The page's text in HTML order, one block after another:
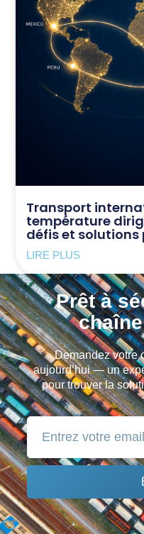
Transport
température
défis et solutions
LIRE PLUS
Prêt à
Demandez votre
aujourd’hui — un
pour trouver la